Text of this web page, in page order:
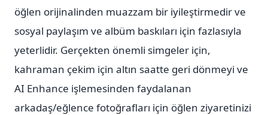
öğlen orijinalinden muazzam bir iyileştirmedir ve
sosyal paylaşım ve albüm baskıları için fazlasıyla
yeterlidir. Gerçekten önemli simgeler için,
kahraman çekim için altın saatte geri dönmeyi ve
AI Enhance işlemesinden faydalanan
arkadaş/eğlence fotoğrafları için öğlen ziyaretinizi